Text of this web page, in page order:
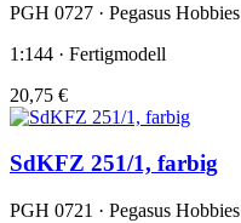
PGH 0727 · Pegasus Hobbies
1:144 · Fertigmodell
20,75 €
SdKFZ 251/1, farbig
PGH 0721 · Pegasus Hobbies